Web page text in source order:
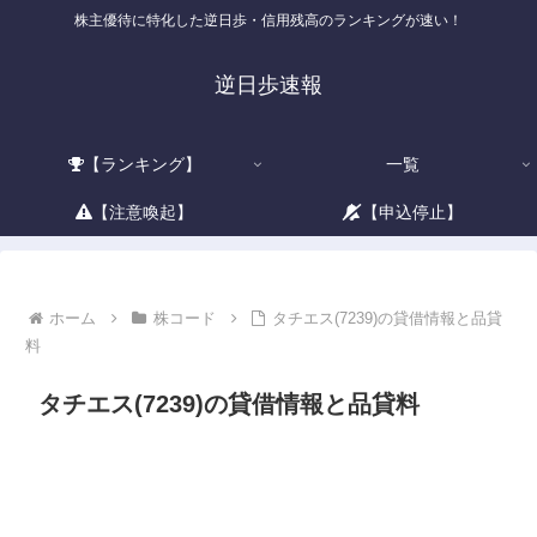
株主優待に特化した逆日歩・信用残高のランキングが速い！
逆日歩速報
【ランキング】 一覧
【注意喚起】 【申込停止】
ホーム 株コード
タチエス(7239)の貸借情報と品貸
料
タチエス(7239)の貸借情報と品貸料